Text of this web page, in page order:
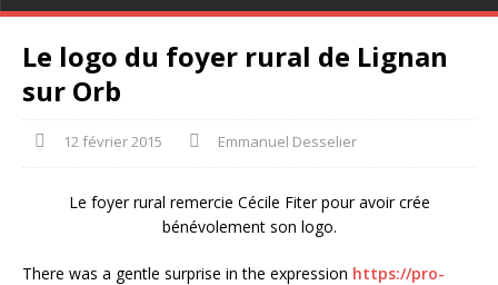
Le logo du foyer rural de Lignan
sur Orb
12 février 2015 Emmanuel Desselier
Le foyer rural remercie Cécile Fiter pour avoir crée
bénévolement son logo.
There was a gentle surprise in the expression https://pro-